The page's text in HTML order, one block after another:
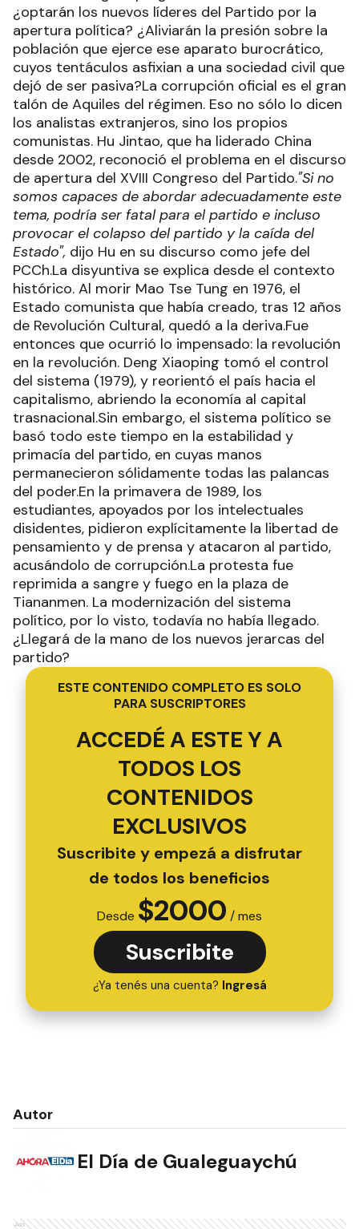
¿optarán los nuevos líderes del Partido por la
apertura política? ¿Aliviarán la presión sobre la
población que ejerce ese aparato burocrático,
cuyos tentáculos asfixian a una sociedad civil que
dejó de ser pasiva?La corrupción oficial es el gran
talón de Aquiles del régimen. Eso no sólo lo dicen
los analistas extranjeros, sino los propios
comunistas. Hu Jintao, que ha liderado China
desde 2002, reconoció el problema en el discurso
de apertura del XVIII Congreso del Partido."Si no
somos capaces de abordar adecuadamente este
tema, podría ser fatal para el partido e incluso
provocar el colapso del partido y la caída del
Estado", dijo Hu en su discurso como jefe del
PCCh.La disyuntiva se explica desde el contexto
histórico. Al morir Mao Tse Tung en 1976, el
Estado comunista que había creado, tras 12 años
de Revolución Cultural, quedó a la deriva.Fue
entonces que ocurrió lo impensado: la revolución
en la revolución. Deng Xiaoping tomó el control
del sistema (1979), y reorientó el país hacia el
capitalismo, abriendo la economía al capital
trasnacional.Sin embargo, el sistema político se
basó todo este tiempo en la estabilidad y
primacía del partido, en cuyas manos
permanecieron sólidamente todas las palancas
del poder.En la primavera de 1989, los
estudiantes, apoyados por los intelectuales
disidentes, pidieron explícitamente la libertad de
pensamiento y de prensa y atacaron al partido,
acusándolo de corrupción.La protesta fue
reprimida a sangre y fuego en la plaza de
Tiananmen. La modernización del sistema
político, por lo visto, todavía no había llegado.
¿Llegará de la mano de los nuevos jerarcas del
partido?
ESTE CONTENIDO COMPLETO ES SOLO
PARA SUSCRIPTORES
ACCEDÉ A ESTE Y A
TODOS LOS
CONTENIDOS
EXCLUSIVOS
Suscribite y empezá a disfrutar
de todos los beneficios
Desde $2000 / mes
Suscribite
¿Ya tenés una cuenta? Ingresá
Autor
El Día de Gualeguaychú
Ads